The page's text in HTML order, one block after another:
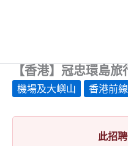
【香港】冠忠環島
機場及大嶼山 香港前
此招